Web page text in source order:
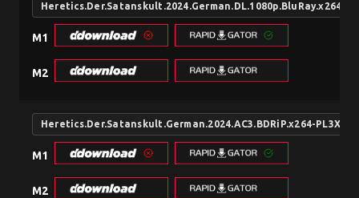
Heretics.Der.Satanskult.2024.German.DL.1080p.BluRay.x264-
M1
M2
Heretics.Der.Satanskult.German.2024.AC3.BDRiP.x264-PL3X
M1
M2